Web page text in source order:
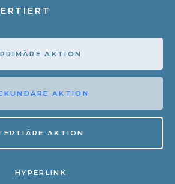
PRIMÄRE AKTION
AKTION
AKTION
HYPERLINK